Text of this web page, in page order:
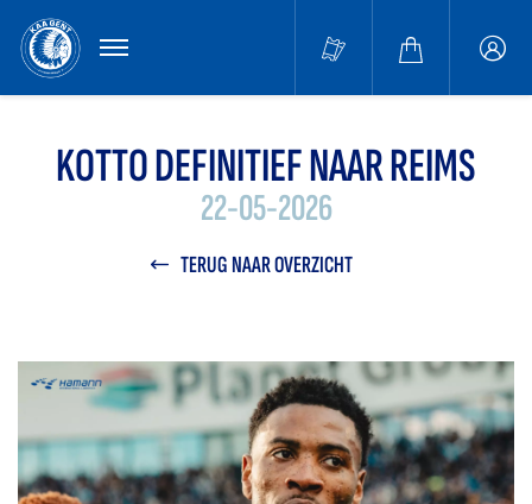
MENU
KOTTO DEFINITIEF NAAR REIMS
22-05-2026
TERUG NAAR OVERZICHT